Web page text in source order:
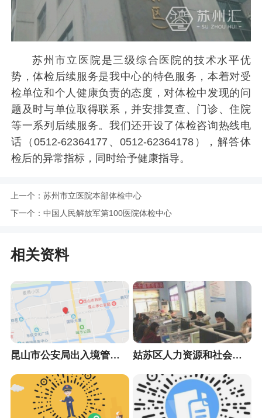
苏州市立医院是三级综合医院的技术水平优
势，体检后续服务是我中心的特色服务，本着对受
检单位和个人健康负责的态度，对体检中发现的问
题及时与单位取得联系，并安排复查、门诊、住院
等一系列后续服务。我们还开设了体检咨询热线电
话（0512-62364177、0512-62364178），解答体
检后的异常指标，同时给予健康指导。
上一个： 苏州市立医院本部体检中心
下一个： 中国人民解放军第100医院体检中心
相关资料
昆山市公安局出入境管理大队 姑苏区人力资源和社会保障局